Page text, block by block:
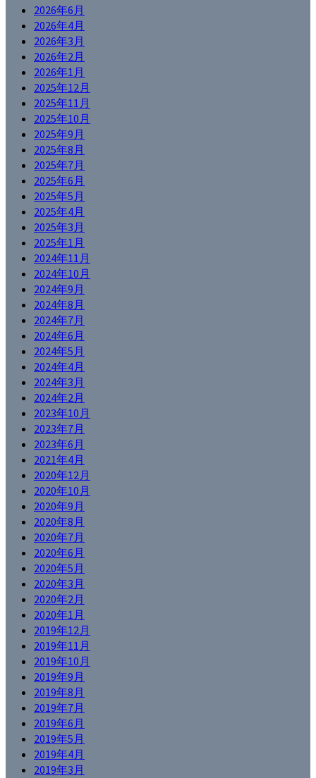
2026年6月
2026年4月
2026年3月
2026年2月
2026年1月
2025年12月
2025年11月
2025年10月
2025年9月
2025年8月
2025年7月
2025年6月
2025年5月
2025年4月
2025年3月
2025年1月
2024年11月
2024年10月
2024年9月
2024年8月
2024年7月
2024年6月
2024年5月
2024年4月
2024年3月
2024年2月
2023年10月
2023年7月
2023年6月
2021年4月
2020年12月
2020年10月
2020年9月
2020年8月
2020年7月
2020年6月
2020年5月
2020年3月
2020年2月
2020年1月
2019年12月
2019年11月
2019年10月
2019年9月
2019年8月
2019年7月
2019年6月
2019年5月
2019年4月
2019年3月